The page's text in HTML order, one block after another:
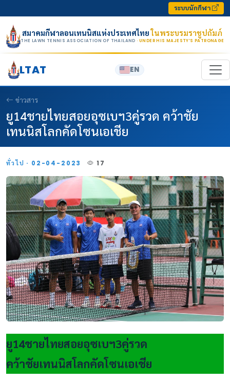
ระบบนักกีฬา
สมาคมกีฬาลอนเทนนิสแห่งประเทศไทยในพระบรมราชูปถัมภ์
THE LAWN TENNIS ASSOCIATION OF THAILAND · UNDER HIS MAJESTY’S PATRONAGE
LTAT EN
ข่าวสาร
ยู14ชายไทยสอยอุซเบฯ3คู่รวด คว้าชัย
เทนนิสโลกคัดโซนเอเชีย
ทั่วไป · 02-04-2023 17
ยู14ชายไทยสอยอุซเบฯ3คู่รวด
คว้าชัยเทนนิสโลกคัดโซนเอเชีย